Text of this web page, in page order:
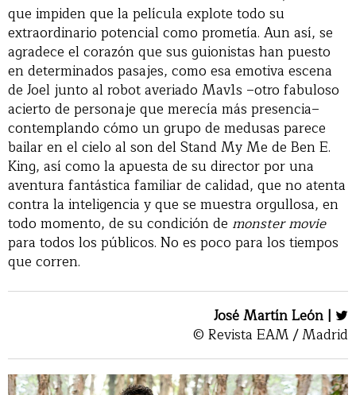
que impiden que la película explote todo su
extraordinario potencial como prometía. Aun así, se
agradece el corazón que sus guionistas han puesto
en determinados pasajes, como esa emotiva escena
de Joel junto al robot averiado Mav1s –otro fabuloso
acierto de personaje que merecía más presencia–
contemplando cómo un grupo de medusas parece
bailar en el cielo al son del Stand My Me de Ben E.
King, así como la apuesta de su director por una
aventura fantástica familiar de calidad, que no atenta
contra la inteligencia y que se muestra orgullosa, en
todo momento, de su condición de monster movie
para todos los públicos. No es poco para los tiempos
que corren.
José Martín León |
© Revista EAM / Madrid